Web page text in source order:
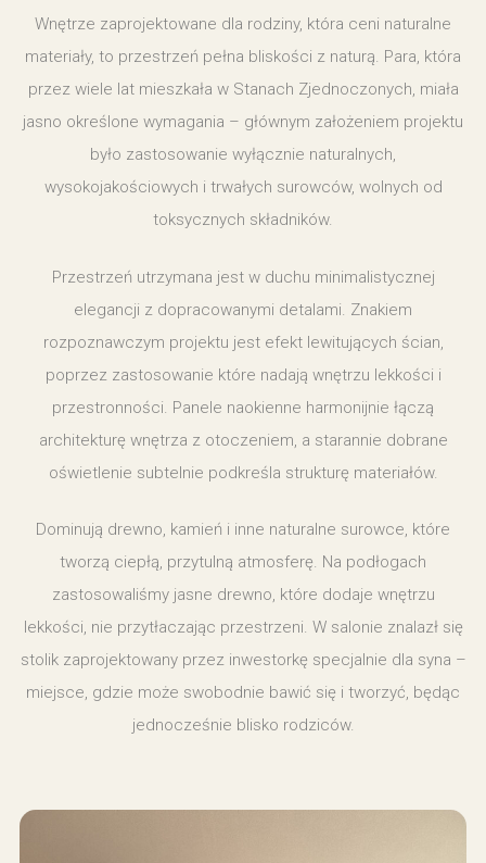
Wnętrze zaprojektowane dla rodziny, która ceni naturalne
materiały, to przestrzeń pełna bliskości z naturą. Para, która
przez wiele lat mieszkała w Stanach Zjednoczonych, miała
jasno określone wymagania – głównym założeniem projektu
było zastosowanie wyłącznie naturalnych,
wysokojakościowych i trwałych surowców, wolnych od
toksycznych składników.
Przestrzeń utrzymana jest w duchu minimalistycznej
elegancji z dopracowanymi detalami. Znakiem
rozpoznawczym projektu jest efekt lewitujących ścian,
poprzez zastosowanie które nadają wnętrzu lekkości i
przestronności. Panele naokienne harmonijnie łączą
architekturę wnętrza z otoczeniem, a starannie dobrane
oświetlenie subtelnie podkreśla strukturę materiałów.
Dominują drewno, kamień i inne naturalne surowce, które
tworzą ciepłą, przytulną atmosferę. Na podłogach
zastosowaliśmy jasne drewno, które dodaje wnętrzu
lekkości, nie przytłaczając przestrzeni. W salonie znalazł się
stolik zaprojektowany przez inwestorkę specjalnie dla syna –
miejsce, gdzie może swobodnie bawić się i tworzyć, będąc
jednocześnie blisko rodziców.